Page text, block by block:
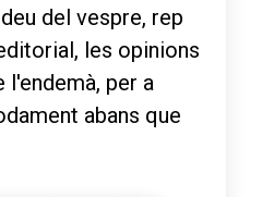
del vespre, rep
les opinions
l'endemà, per a
abans que